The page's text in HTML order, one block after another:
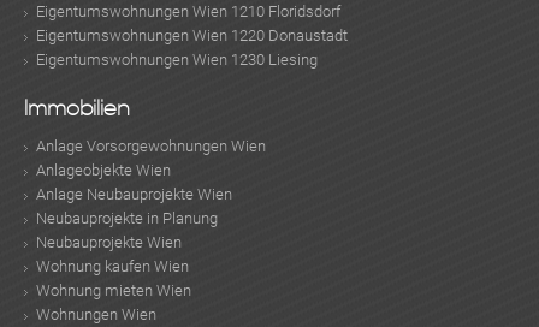
Eigentumswohnungen Wien 1210 Floridsdorf
Eigentumswohnungen Wien 1220 Donaustadt
Eigentumswohnungen Wien 1230 Liesing
Immobilien
Anlage Vorsorgewohnungen Wien
Anlageobjekte Wien
Anlage Neubauprojekte Wien
Neubauprojekte in Planung
Neubauprojekte Wien
Wohnung kaufen Wien
Wohnung mieten Wien
Wohnungen Wien